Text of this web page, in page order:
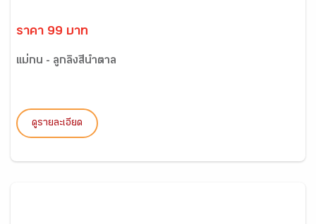
ราคา 99 บาท
แม่กน - ลูกลิงสีน้ำตาล
ดูรายละเอียด